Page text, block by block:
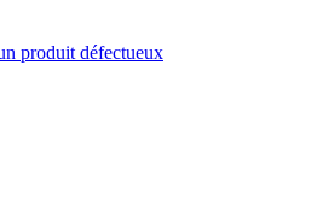
produit défectueux